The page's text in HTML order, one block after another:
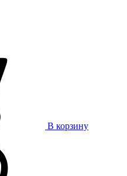
В корзину